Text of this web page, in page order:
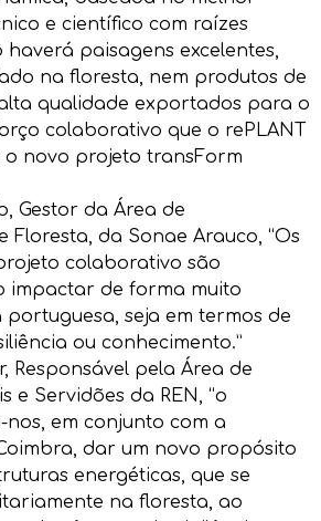
e científico com raízes
paisagens excelentes,
na floresta, nem produtos de
qualidade exportados para o
colaborativo que o rePLANT
o novo projeto transForm
Gestor da Área de
Floresta, da Sonae Arauco, “Os
colaborativo são
impactar de forma muito
seja em termos de
ou conhecimento.”
Responsável pela Área de
e Servidões da REN, “o
nos, em conjunto com a
dar um novo propósito
energéticas, que se
na floresta, ao